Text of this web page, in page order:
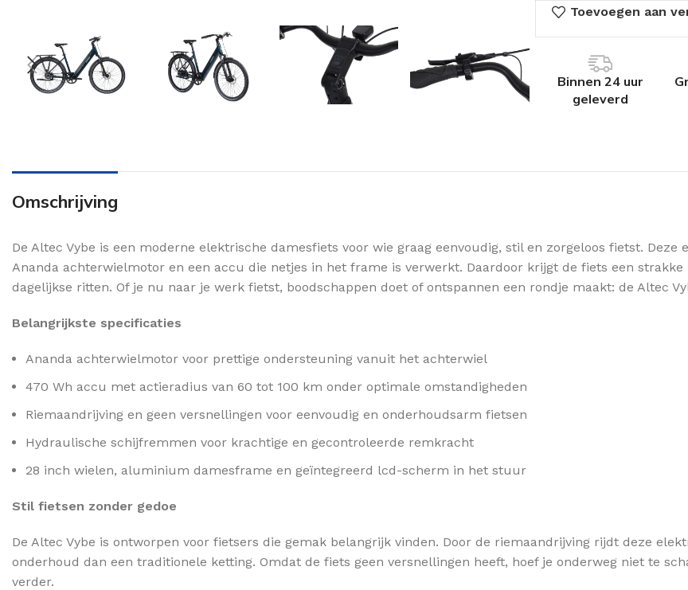
Toevoegen aan
Binnen 24 uur
geleverd
Omschrijving
De Altec Vybe is een moderne elektrische damesfiets voor wie graag eenvoudig, stil en zorgeloos fietst.
Ananda achterwielmotor en een accu die netjes in het frame is verwerkt. Daardoor krijgt de fiets een
dagelijkse ritten. Of je nu naar je werk fietst, boodschappen doet of ontspannen een rondje maakt: de Altec
Belangrijkste specificaties
Ananda achterwielmotor voor prettige ondersteuning vanuit het achterwiel
470 Wh accu met actieradius van 60 tot 100 km onder optimale omstandigheden
Riemaandrijving en geen versnellingen voor eenvoudig en onderhoudsarm fietsen
Hydraulische schijfremmen voor krachtige en gecontroleerde remkracht
28 inch wielen, aluminium damesframe en geïntegreerd lcd-scherm in het stuur
Stil fietsen zonder gedoe
De Altec Vybe is ontworpen voor fietsers die gemak belangrijk vinden. Door de riemaandrijving rijdt deze
onderhoud dan een traditionele ketting. Omdat de fiets geen versnellingen heeft, hoef je onderweg niet te
verder.